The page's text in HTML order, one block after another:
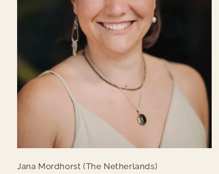
Jana Mordhorst (The Netherlands)